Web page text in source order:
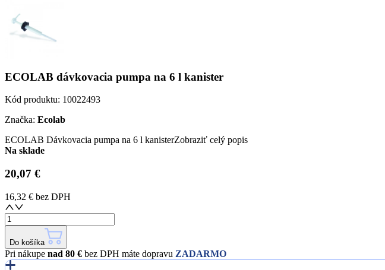
ECOLAB dávkovacia pumpa na 6 l kanister
Kód produktu: 10022493
Značka: Ecolab
ECOLAB Dávkovacia pumpa na 6 l kanisterZobraziť celý popis
Na sklade
20,07 €
16,32 € bez DPH
Do košíka
Pri nákupe nad 80 € bez DPH máte dopravu ZADARMO